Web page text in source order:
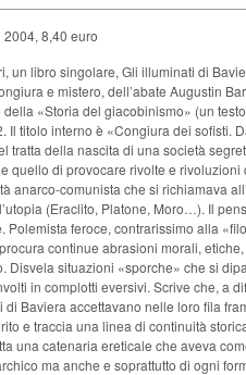
8,40 euro
un libro singolare, Gli illuminati di
e mistero, dell’abate Augustin
«Storia del giacobinismo» (un
Il titolo interno è «Congiura dei sofisti.
tratta della nascita di una società
quello di provocare rivolte e rivoluzioni
anarco-comunista che si richiamava
(Eraclito, Platone, Moro…). Il
Polemista feroce, contrarissimo alla
continue abrasioni morali,
Disvela situazioni «sporche» che si
in complotti eversivi. Scrive che, a
Baviera accettavano nelle loro fila
e traccia una linea di continuità
una catenaria ereticale che aveva
ma anche e soprattutto di ogni